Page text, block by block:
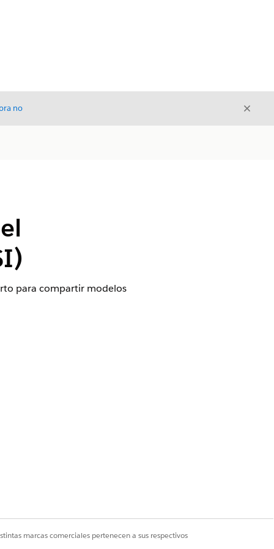
no Cerrar
para compartir modelos
de análisis y experiencias con
aún están evolucionando. Las
marcas comerciales pertenecen a sus respectivos